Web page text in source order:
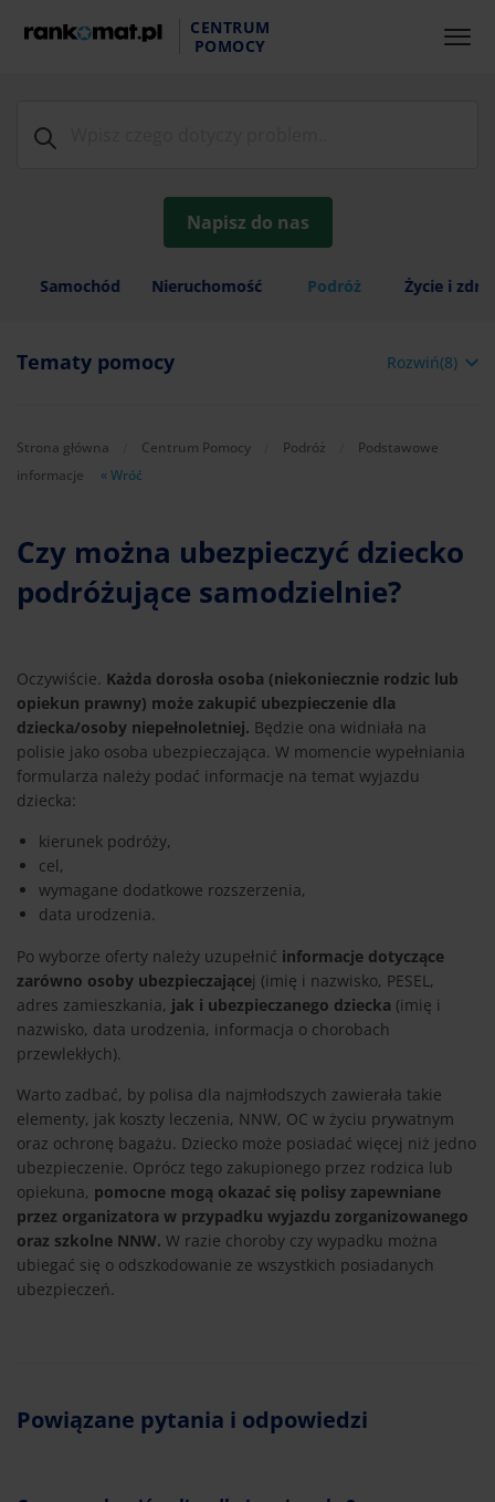
CENTRUM
POMOCY
Samochód Nieruchomość Podróż Życie i
Napisz do nas
Tematy pomocy Rozwiń(8)
Strona główna Centrum Pomocy Podróż
Podstawowe
informacje
« Wróć
Czy można ubezpieczyć dziecko
podróżujące samodzielnie?
Oczywiście. Każda dorosła osoba (niekoniecznie rodzic lub
opiekun prawny) może zakupić ubezpieczenie dla
dziecka/osoby niepełnoletniej. Będzie ona widniała na
polisie jako osoba ubezpieczająca. W momencie wypełniania
formularza należy podać informacje na temat wyjazdu
dziecka:
kierunek podróży,
cel,
wymagane dodatkowe rozszerzenia,
data urodzenia.
Po wyborze oferty należy uzupełnić informacje dotyczące
zarówno osoby ubezpieczającej (imię i nazwisko, PESEL,
adres zamieszkania, jak i ubezpieczanego dziecka (imię i
nazwisko, data urodzenia, informacja o chorobach
przewlekłych).
Warto zadbać, by polisa dla najmłodszych zawierała takie
elementy, jak koszty leczenia, NNW, OC w życiu prywatnym
oraz ochronę bagażu. Dziecko może posiadać więcej niż jedno
ubezpieczenie. Oprócz tego zakupionego przez rodzica lub
opiekuna, pomocne mogą okazać się polisy zapewniane
przez organizatora w przypadku wyjazdu zorganizowanego
oraz szkolne NNW. W razie choroby czy wypadku można
ubiegać się o odszkodowanie ze wszystkich posiadanych
ubezpieczeń.
Powiązane pytania i odpowiedzi